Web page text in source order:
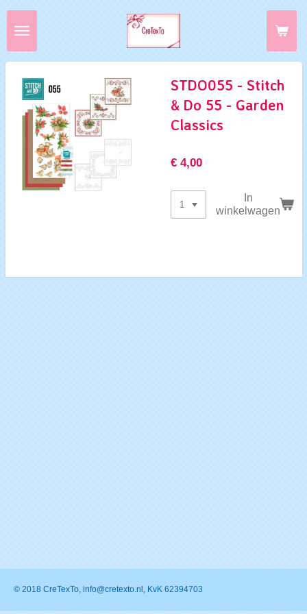
Ga
direct
de
hoofdinhoud
STDO055 - Stitch
& Do 55 - Garden
Classics
€ 4,00
In
winkelwagen
© 2018 CreTexTo, info@cretexto.nl, KvK 62394703